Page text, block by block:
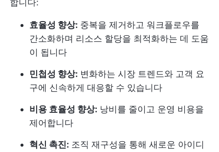
합니다:
효율성 향상: 중복을 제거하고 워크플로우를
간소화하며 리소스 할당을 최적화하는 데 도움
이 됩니다
민첩성 향상: 변화하는 시장 트렌드와 고객 요
구에 신속하게 대응할 수 있습니다
비용 효율성 향상: 낭비를 줄이고 운영 비용을
제어합니다
혁신 촉진: 조직 재구성을 통해 새로운 아이디